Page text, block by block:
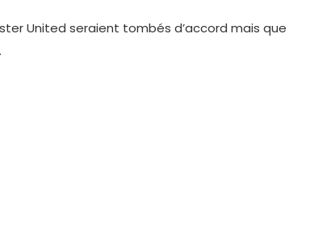
United seraient tombés d’accord mais que